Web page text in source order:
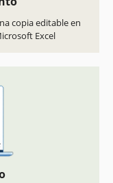
copia editable en
Excel